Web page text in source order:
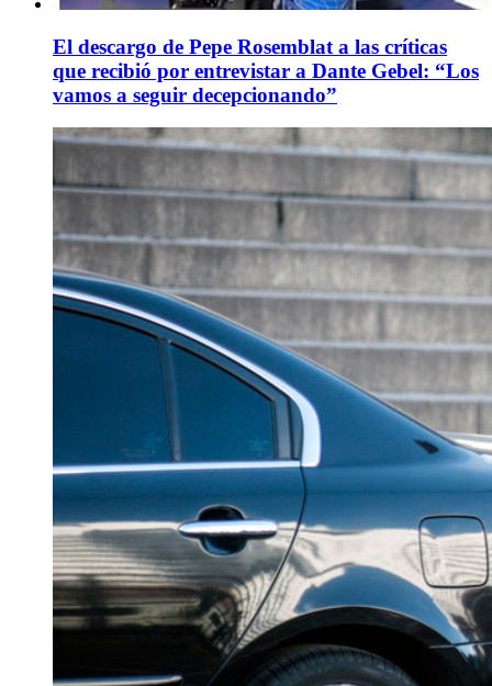
El descargo de Pepe Rosemblat a las críticas
que recibió por entrevistar a Dante Gebel: “Los
vamos a seguir decepcionando”